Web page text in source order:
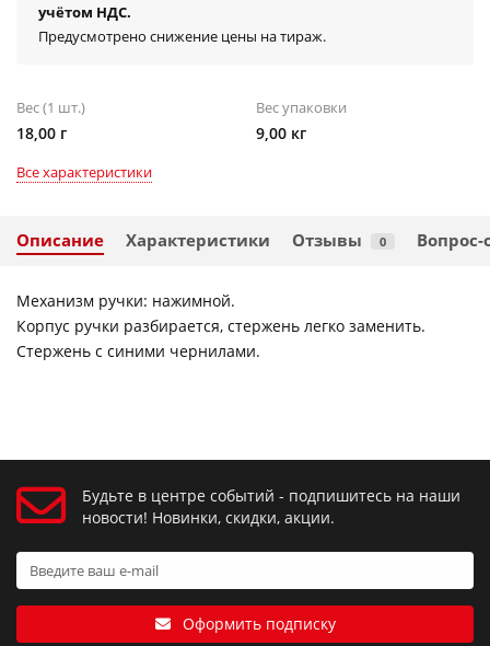
учётом НДС.
Предусмотрено снижение цены на тираж.
Вес (1 шт.)
18,00 г
Вес упаковки
9,00 кг
Все характеристики
Описание Характеристики Отзывы 0 Вопрос-
Механизм ручки: нажимной.
Корпус ручки разбирается, стержень легко заменить.
Стержень с синими чернилами.
Будьте в центре событий - подпишитесь на наши
новости! Новинки, скидки, акции.
Оформить подписку